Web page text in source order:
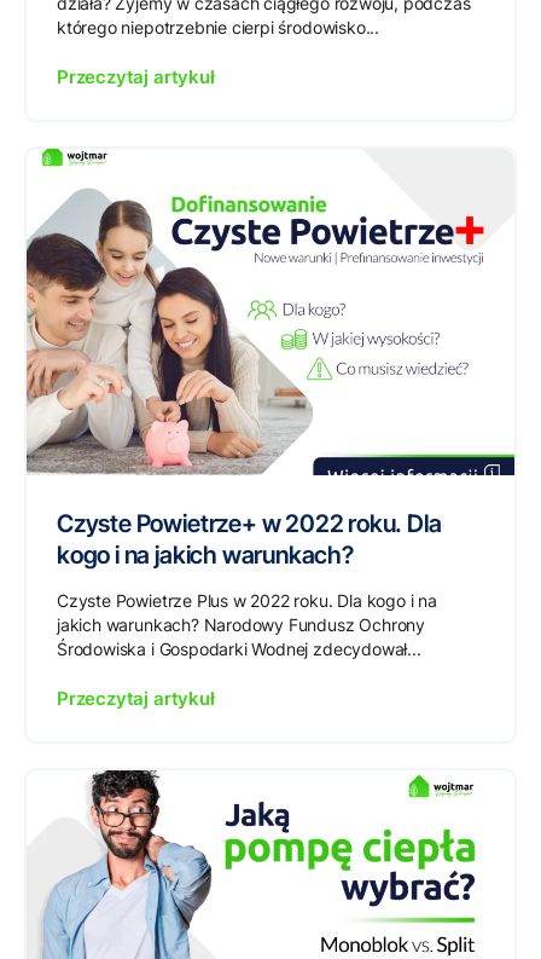
którego niepotrzebnie cierpi środowisko...
Przeczytaj artykuł
Czyste Powietrze+ w 2022 roku. Dla
kogo i na jakich warunkach?
Czyste Powietrze Plus w 2022 roku. Dla kogo i na
jakich warunkach? Narodowy Fundusz Ochrony
Środowiska i Gospodarki Wodnej zdecydował...
Przeczytaj artykuł